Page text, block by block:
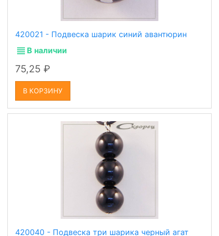
420021 - Подвеска шарик синий авантюрин
В наличии
75,25
В КОРЗИНУ
420040 - Подвеска три шарика черный агат